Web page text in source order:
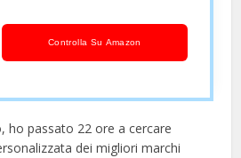
(#3)
Controlla Su Amazon
ho passato 22 ore a cercare
dei migliori marchi